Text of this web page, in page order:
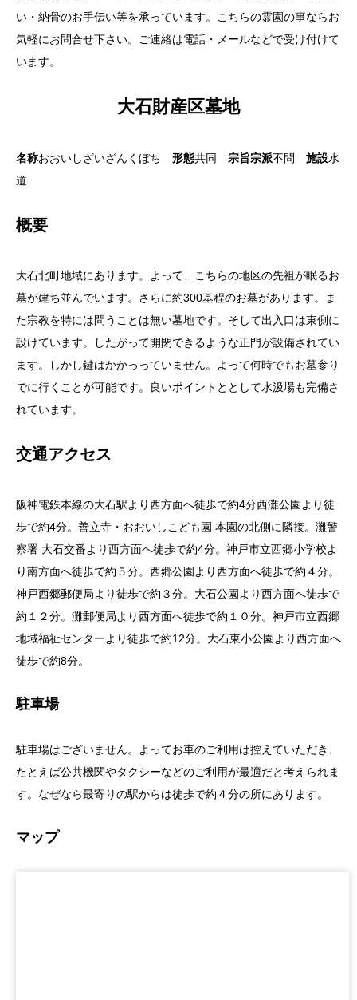
い・納骨のお手伝い等を承っています。こちらの霊園の事ならお
気軽にお問合せ下さい。ご連絡は電話・メールなどで受け付けて
います。
大石財産区墓地
名称おおいしざいざんくぼち 形態共同 宗旨宗派不問 施設水
道
概要
大石北町地域にあります。よって、こちらの地区の先祖が眠るお
墓が建ち並んでいます。さらに約300基程のお墓があります。ま
た宗教を特には問うことは無い墓地です。そして出入口は東側に
設けています。したがって開閉できるような正門が設備されてい
ます。しかし鍵はかかっっていません。よって何時でもお墓参り
でに行くことが可能です。良いポイントととして水汲場も完備さ
れています。
交通アクセス
阪神電鉄本線の大石駅より西方面へ徒歩で約4分西灘公園より徒
歩で約4分。善立寺・おおいしこども園 本園の北側に隣接。灘警
察署 大石交番より西方面へ徒歩で約4分。神戸市立西郷小学校よ
り南方面へ徒歩で約５分。西郷公園より西方面へ徒歩で約４分。
神戸西郷郵便局より徒歩で約３分。大石公園より西方面へ徒歩で
約１２分。灘郵便局より西方面へ徒歩で約１０分。神戸市立西郷
地域福祉センターより徒歩で約12分。大石東小公園より西方面へ
徒歩で約8分。
駐車場
駐車場はございません。よってお車のご利用は控えていただき、
たとえば公共機関やタクシーなどのご利用が最適だと考えられま
す。なぜなら最寄りの駅からは徒歩で約４分の所にあります。
マップ